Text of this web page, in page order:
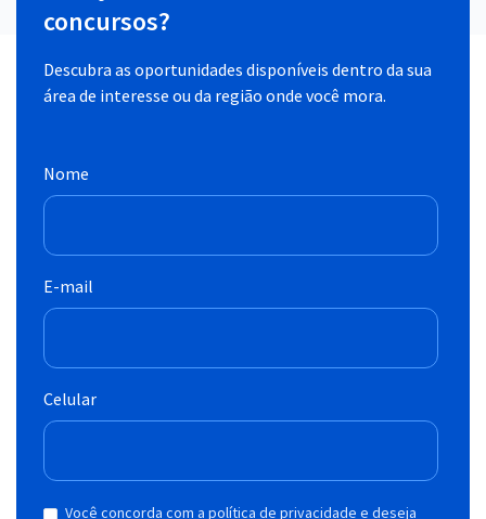
concursos?
Descubra as oportunidades disponíveis dentro da sua
área de interesse ou da região onde você mora.
Nome
E-mail
Celular
Você concorda com a política de privacidade e deseja